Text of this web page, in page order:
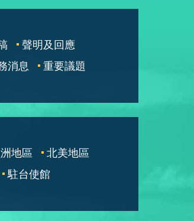
聲明及回應
消息
重要議題
地區
北美地區
駐台使館